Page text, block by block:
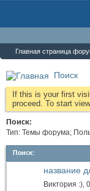
Главная страница
Поиск
If this is your first
proceed. To start
Поиск:
Тип: Темы форума;
Поиск:
название
Виктория :),